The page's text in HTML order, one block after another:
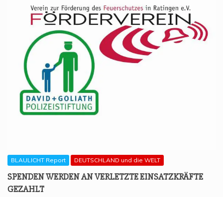
BLAULICHT Report DEUTSCHLAND und die WELT
SPEN­DEN WER­DEN AN VER­LETZ­TE EIN­SATZ­KRÄF­TE
GEZAHLT